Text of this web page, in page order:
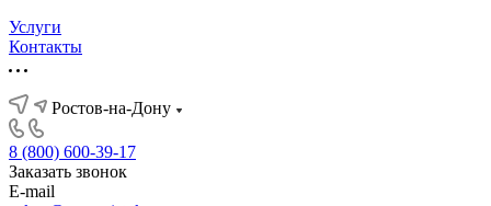
Услуги
Контакты
Ростов-на-Дону
8 (800) 600-39-17
Заказать звонок
E-mail